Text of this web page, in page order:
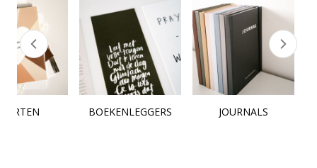
BOEKENLEGGERS JOURNALS